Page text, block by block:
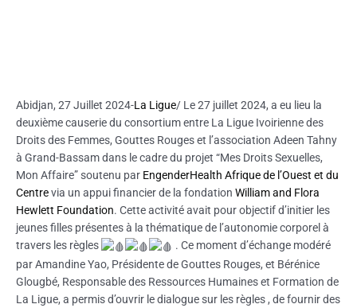
Abidjan, 27 Juillet 2024-La Ligue/ Le 27 juillet 2024, a eu lieu la
deuxième causerie du consortium entre La Ligue Ivoirienne des
Droits des Femmes, Gouttes Rouges et l’association Adeen Tahny
à Grand-Bassam dans le cadre du projet “Mes Droits Sexuelles,
Mon Affaire” soutenu par EngenderHealth Afrique de l’Ouest et du
Centrevia un appui financier de la fondation William and Flora
Hewlett Foundation. Cette activité avait pour objectif d’initier les
jeunes filles présentes à la thématique de l’autonomie corporel à
travers les règles
. Ce moment d’échange modéré
par Amandine Yao, Présidente de Gouttes Rouges, et Bérénice
Glougbé, Responsable des Ressources Humaines et Formation de
La Ligue, a permis d’ouvrir le dialogue sur les règles , de fournir des